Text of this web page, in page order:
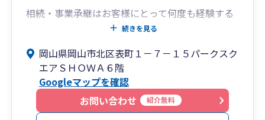
相続・事業承継はお客様にとって何度も経験する
ことではありません。お客様の立場で、わかりや
対して解決のサポートをしたいと考えています。
お客様の想いを形にし、円満な相続・事業承継を
目指して、親切・丁寧なサービスの提供をお約束
します。
続きを見る
岡山県岡山市北区表町１－７－１５パークスク
エアＳＨＯＷＡ６階
Googleマップを確認
お問い合わせ
紹介無料